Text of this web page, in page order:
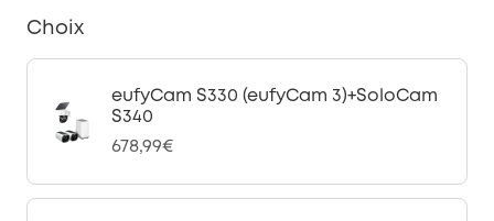
Choix
eufyCam S330 (eufyCam 3)+SoloCam
S340
678,99€